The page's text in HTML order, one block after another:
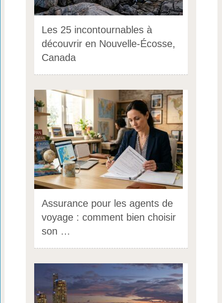
Les 25 incontournables à
découvrir en Nouvelle-Écosse,
Canada
Assurance pour les agents de
voyage : comment bien choisir
son …